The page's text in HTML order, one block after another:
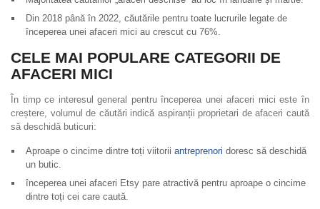
Din 2018 până în 2022, căutările pentru toate lucrurile legate de
începerea unei afaceri mici au crescut cu 76%.
CELE MAI POPULARE CATEGORII DE
AFACERI MICI
În timp ce interesul general pentru începerea unei afaceri mici este în
creștere, volumul de căutări indică aspiranții proprietari de afaceri caută
să deschidă buticuri:
Aproape o cincime dintre toți viitorii antreprenori doresc să deschidă
un butic.
începerea unei afaceri Etsy pare atractivă pentru aproape o cincime
dintre toți cei care caută.